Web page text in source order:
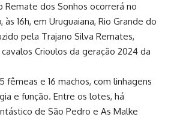
Remate dos Sonhos ocorrerá no
às 16h, em Uruguaiana, Rio Grande do
pela Trajano Silva Remates,
Crioulos da geração 2024 da
fêmeas e 16 machos, com linhagens
e função. Entre os lotes, há
de São Pedro e As Malke